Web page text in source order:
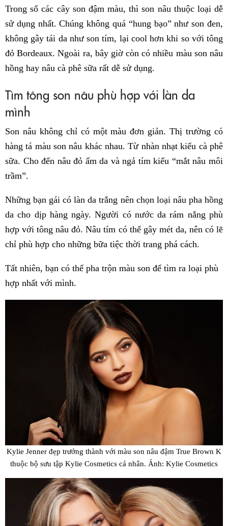
Trong số các cây son đậm màu, thì son nâu thuộc loại dễ
sử dụng nhất. Chúng không quá “hung bạo” như son đen,
không gây tái da như son tím, lại cool hơn khi so với tông
đỏ Bordeaux. Ngoài ra, bây giờ còn có nhiều màu son nâu
hồng hay nâu cà phê sữa rất dễ sử dụng.
Tìm tông son nâu phù hợp với làn da
mình
Son nâu không chỉ có một màu đơn giản. Thị trường có
hàng tá màu son nâu khác nhau. Từ nhàn nhạt kiểu cà phê
sữa. Cho đến nâu đỏ ấm da và ngả tím kiểu “mắt nâu môi
trầm”.
Những bạn gái có làn da trắng nên chọn loại nâu pha hồng
da cho dịp hàng ngày. Người có nước da rám nắng phù
hợp với tông nâu đỏ. Nâu tím có thể gây mét da, nên có lẽ
chỉ phù hợp cho những bữa tiệc thời trang phá cách.
Tất nhiên, bạn có thể pha trộn màu son để tìm ra loại phù
hợp nhất với mình.
Kylie Jenner đẹp trưởng thành với màu son nâu đậm True Brown K
thuộc bộ sưu tập Kylie Cosmetics cá nhân. Ảnh: Kylie Cosmetics